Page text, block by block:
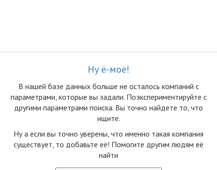
Ну ё-моё!
В нашей базе данных больше не осталоcь компаний с
параметрами, которые вы задали. Поэкспериментируйте с
другими параметрами поиска. Вы точно найдете то, что
ищите.
Ну а если вы точно уверены, что именно такая компания
существует, то добавьте её! Помогите другим людям её
найти